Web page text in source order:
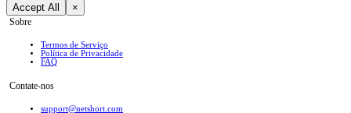
Accept All ×
Sobre
Termos de Serviço
Política de Privacidade
FAQ
Contate-nos
support@netshort.com